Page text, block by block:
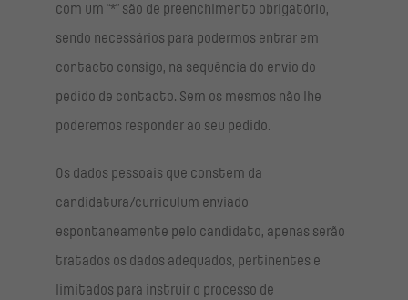
com um “*” são de preenchimento obrigatório,
sendo necessários para podermos entrar em
contacto consigo, na sequência do envio do
pedido de contacto. Sem os mesmos não lhe
poderemos responder ao seu pedido.
Os dados pessoais que constem da
candidatura/curriculum enviado
espontaneamente pelo candidato, apenas serão
tratados os dados adequados, pertinentes e
limitados para instruir o processo de